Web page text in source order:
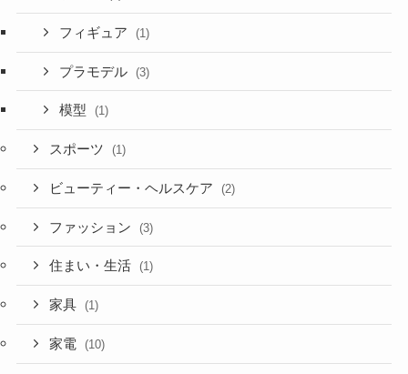
フィギュア (1)
プラモデル (3)
模型 (1)
スポーツ (1)
ビューティー・ヘルスケア (2)
ファッション (3)
住まい・生活 (1)
家具 (1)
家電 (10)